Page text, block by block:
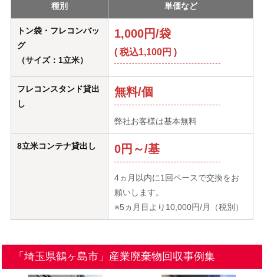
種別 単価など
トン袋・フレコンバッ
グ
（サイズ：1立米）
1,000円/袋
( 税込1,100円 )
フレコンスタンド貸出
し
無料/個
弊社お客様は基本無料
8立米コンテナ貸出し 0円～/基
4ヵ月以内に1回ペースで交換をお
願いします。
※5ヵ月目より10,000円/月（税別）
「埼玉県鶴ヶ島市」産業廃棄物回収事例集